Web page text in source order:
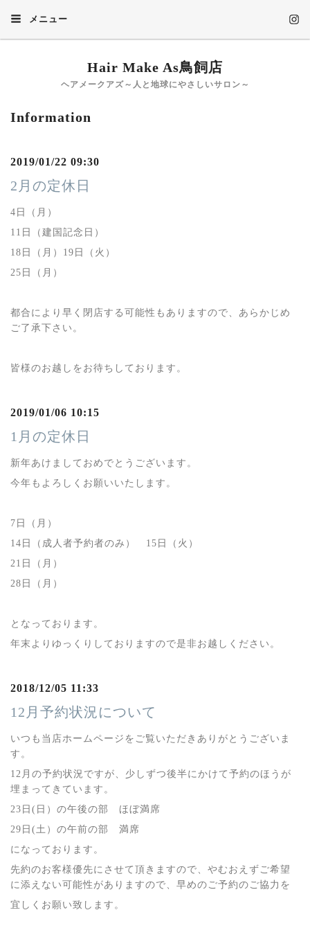
メニュー
Hair Make As鳥飼店
ヘアメークアズ～人と地球にやさしいサロン～
Information
2019/01/22 09:30
2月の定休日
4日（月）
11日（建国記念日）
18日（月）19日（火）
25日（月）
都合により早く閉店する可能性もありますので、あらかじめ
ご了承下さい。
皆様のお越しをお待ちしております。
2019/01/06 10:15
1月の定休日
新年あけましておめでとうございます。
今年もよろしくお願いいたします。
7日（月）
14日（成人者予約者のみ） 15日（火）
21日（月）
28日（月）
となっております。
年末よりゆっくりしておりますので是非お越しください。
2018/12/05 11:33
12月予約状況について
いつも当店ホームページをご覧いただきありがとうございま
す。
12月の予約状況ですが、少しずつ後半にかけて予約のほうが
埋まってきています。
23日(日）の午後の部 ほぼ満席
29日(土）の午前の部 満席
になっております。
先約のお客様優先にさせて頂きますので、やむおえずご希望
に添えない可能性がありますので、早めのご予約のご協力を
宜しくお願い致します。